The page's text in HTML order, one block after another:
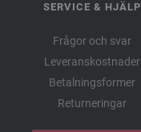
SERVICE & HJÄLP
Frågor och svar
Leveranskostnader
Betalningsformer
Returneringar